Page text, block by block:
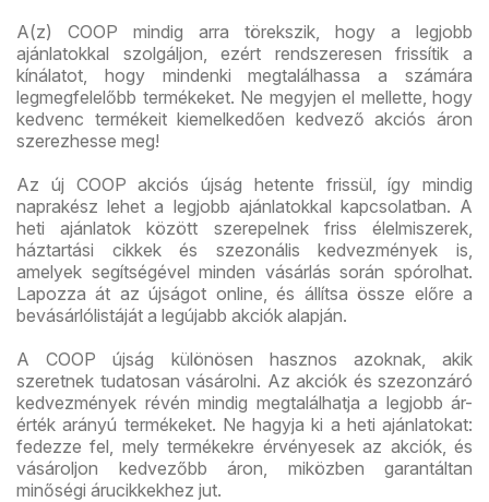
A(z) COOP mindig arra törekszik, hogy a legjobb
ajánlatokkal szolgáljon, ezért rendszeresen frissítik a
kínálatot, hogy mindenki megtalálhassa a számára
legmegfelelőbb termékeket. Ne megyjen el mellette, hogy
kedvenc termékeit kiemelkedően kedvező akciós áron
szerezhesse meg!
Az új COOP akciós újság hetente frissül, így mindig
naprakész lehet a legjobb ajánlatokkal kapcsolatban. A
heti ajánlatok között szerepelnek friss élelmiszerek,
háztartási cikkek és szezonális kedvezmények is,
amelyek segítségével minden vásárlás során spórolhat.
Lapozza át az újságot online, és állítsa össze előre a
bevásárlólistáját a legújabb akciók alapján.
A COOP újság különösen hasznos azoknak, akik
szeretnek tudatosan vásárolni. Az akciók és szezonzáró
kedvezmények révén mindig megtalálhatja a legjobb ár-
érték arányú termékeket. Ne hagyja ki a heti ajánlatokat:
fedezze fel, mely termékekre érvényesek az akciók, és
vásároljon kedvezőbb áron, miközben garantáltan
minőségi árucikkekhez jut.